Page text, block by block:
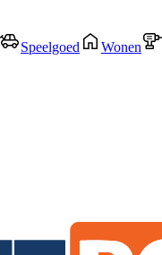
Speelgoed Wonen